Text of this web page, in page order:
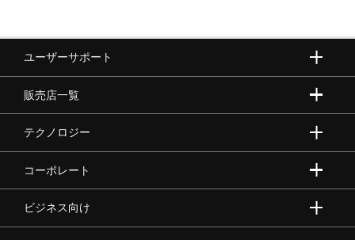
ユーザーサポート
販売店一覧
テクノロジー
コーポレート
ビジネス向け